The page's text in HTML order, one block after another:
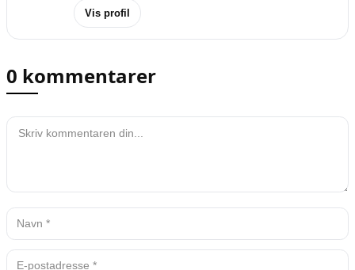
Vis profil
0 kommentarer